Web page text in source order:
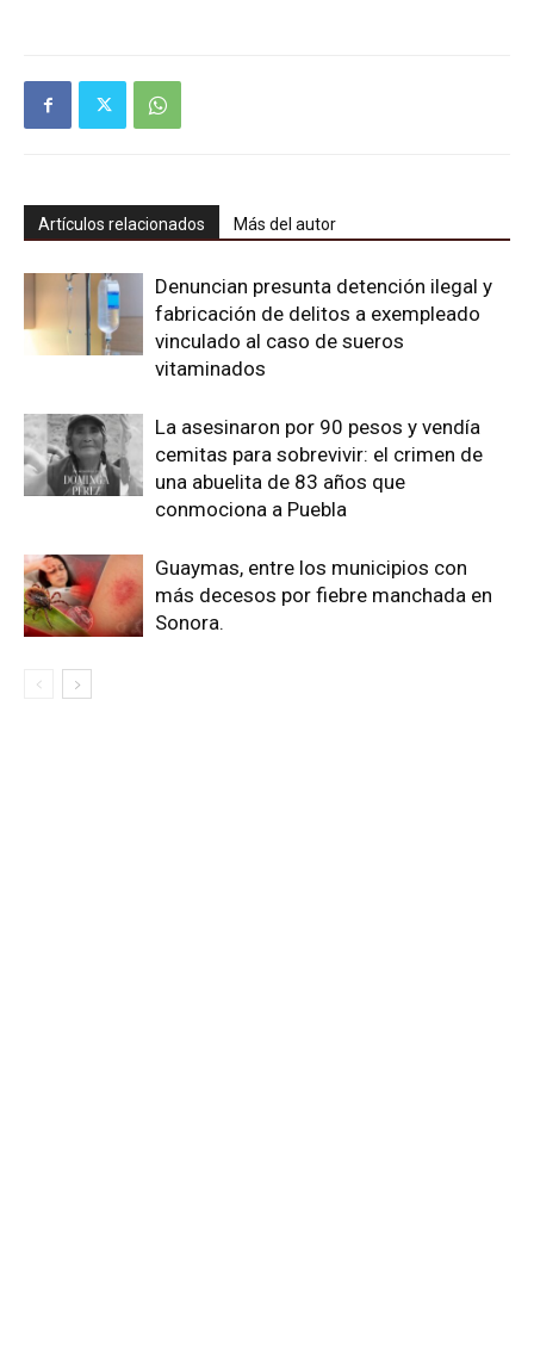
Artículos relacionados Más del autor
Denuncian presunta detención ilegal y
fabricación de delitos a exempleado
vinculado al caso de sueros
vitaminados
La asesinaron por 90 pesos y vendía
cemitas para sobrevivir: el crimen de
una abuelita de 83 años que
conmociona a Puebla
Guaymas, entre los municipios con
más decesos por fiebre manchada en
Sonora.